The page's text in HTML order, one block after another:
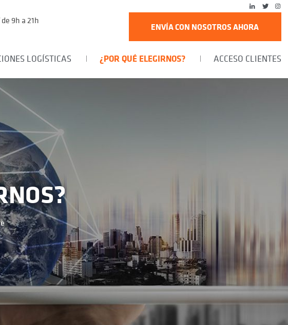
9h a 21h
ENVÍA CON NOSOTROS AHORA
LOGÍSTICAS ¿POR QUÉ ELEGIRNOS? ACCESO CLIENTES